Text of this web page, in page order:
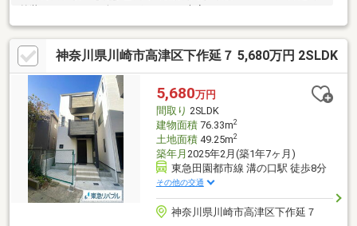
物件！■LDKは15畳以上、全居室6畳以上のゆとりある3階建て
3LDK。全室フローリングでお手入れもラクラク！■システムキッ
チン（食洗機・浄水器付）、浴室乾燥機、トイレ2ヶ所、TVモニ
タ付インターホンなど、快適な暮らしを支える充実の室内設備。
■カースペースも完備。都市ガス対応。即引渡し可能。まずは、
ご相談ください 新築戸建物件もお取り扱いあり。詳細は担当まで
ご連絡ください。
神奈川県川崎市高津区下作延７ 5,680万円 2SLDK
5,680万円
間取り 2SLDK
建物面積76.33m2
土地面積49.25m2
築年月 2025年2月(築1年7ヶ月)
東急田園都市線 溝の口駅 徒歩8分
その他の交通
神奈川県川崎市高津区下作延７